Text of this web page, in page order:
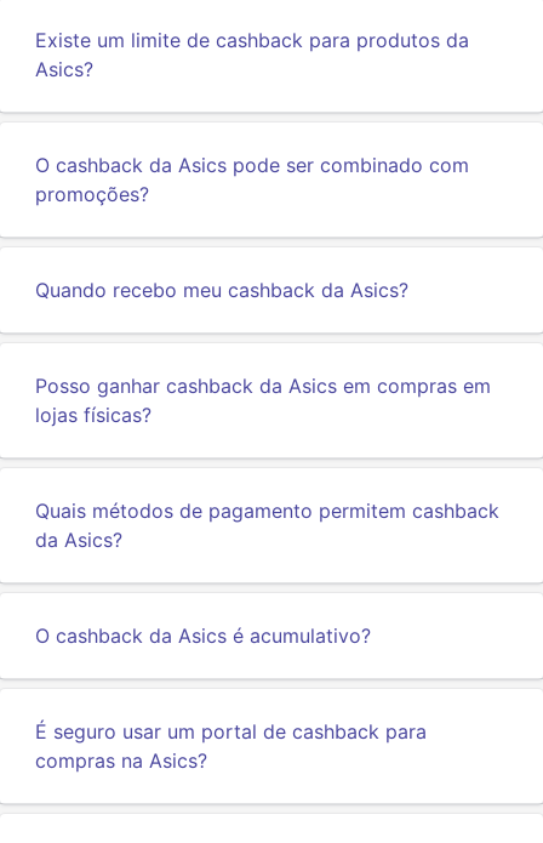
Existe um limite de cashback para produtos da
Asics?
O cashback da Asics pode ser combinado com
promoções?
Quando recebo meu cashback da Asics?
Posso ganhar cashback da Asics em compras em
lojas físicas?
Quais métodos de pagamento permitem cashback
da Asics?
O cashback da Asics é acumulativo?
É seguro usar um portal de cashback para
compras na Asics?